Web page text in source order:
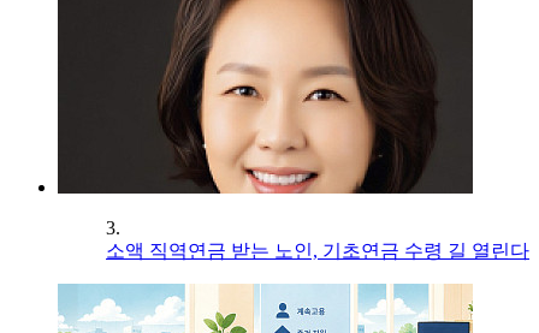
3.
소액 직역연금 받는 노인, 기초연금 수령 길 열린다